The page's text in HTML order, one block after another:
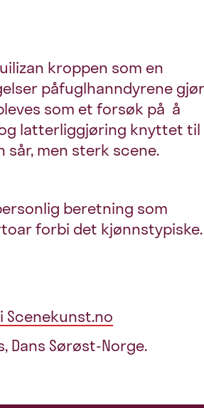
kroppen som en
påfuglhanndyrene gjør
som et forsøk på å
latterliggjøring knyttet til
sår, men sterk scene.
beretning som
forbi det kjønnstypiske.
Scenekunst.no
Dans Sørøst-Norge.